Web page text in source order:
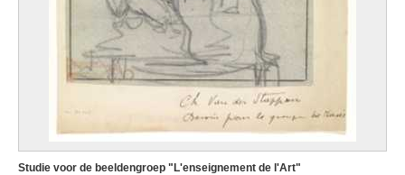
Studie voor de beeldengroep "L'enseignement de l'Art"